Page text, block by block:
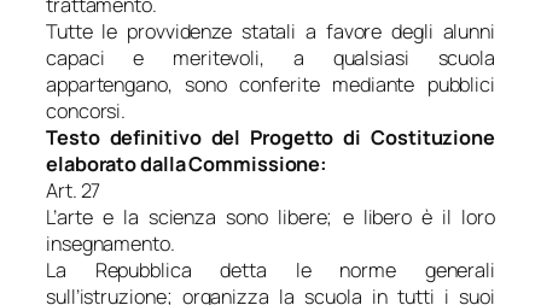
trattamento.
Tutte le provvidenze statali a favore degli alunni
capaci e meritevoli, a qualsiasi scuola
appartengano, sono conferite mediante pubblici
concorsi.
Testo definitivo del Progetto di Costituzione
elaborato dalla Commissione:
Art. 27
L’arte e la scienza sono libere; e libero è il loro
insegnamento.
La Repubblica detta le norme generali
sull’istruzione; organizza la scuola in tutti i suoi